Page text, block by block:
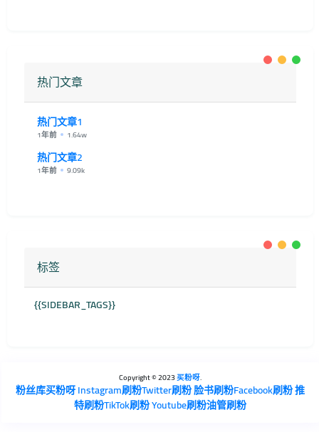
热门文章
热门文章1
1年前 1.64w
热门文章2
1年前 9.09k
标签
{{SIDEBAR_TAGS}}
Copyright © 2023买粉呀.
粉丝库买粉呀Instagram刷粉Twitter刷粉脸书刷粉Facebook刷粉推
特刷粉TikTok刷粉Youtube刷粉油管刷粉